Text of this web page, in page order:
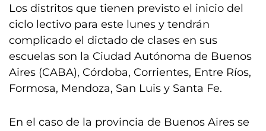
Los distritos que tienen previsto el inicio del
ciclo lectivo para este lunes y tendrán
complicado el dictado de clases en sus
escuelas son la Ciudad Autónoma de Buenos
Aires (CABA), Córdoba, Corrientes, Entre Ríos,
Formosa, Mendoza, San Luis y Santa Fe.
En el caso de la provincia de Buenos Aires se